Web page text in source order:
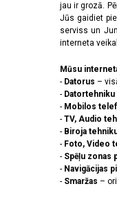
jau ir grozā.
Jūs gaidiet
serviss un
interneta
Mūsu
- Datorus –
- Datortehniku
- Mobilos
- TV, Audio
- Biroja
- Foto, Video
- Spēļu zonas
- Navigācijas
- Smaržas –